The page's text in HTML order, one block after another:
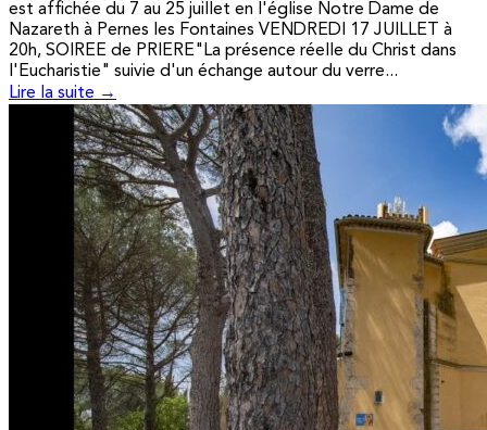
est affichée du 7 au 25 juillet en l'église Notre Dame de
Nazareth à Pernes les Fontaines VENDREDI 17 JUILLET à
20h, SOIREE de PRIERE"La présence réelle du Christ dans
l'Eucharistie" suivie d'un échange autour du verre...
Lire la suite →